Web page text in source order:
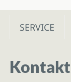
SERVICE
Kontakt